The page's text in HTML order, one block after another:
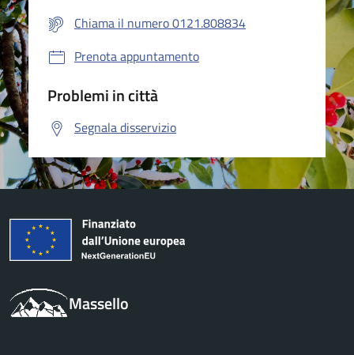
Chiama il numero 0121.808834
Prenota appuntamento
Problemi in città
Segnala disservizio
Massello